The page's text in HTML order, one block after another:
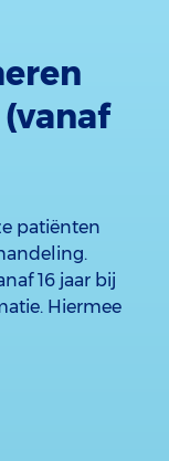
patiënten
16 jaar bij
Hiermee